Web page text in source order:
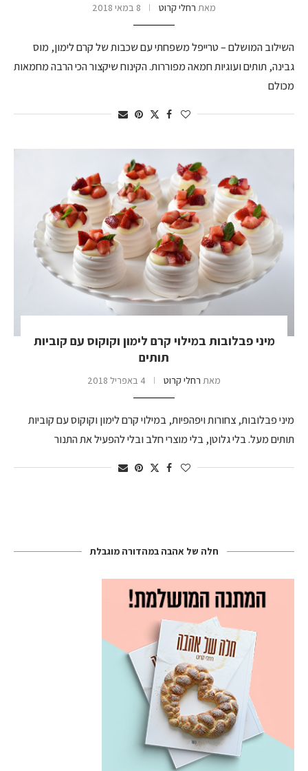
מאת רחלי קרוט 8 במאי 2018
השילוב המושלם – טרייפל משפחתי עם שכבות של קרם לימון, מוס
גבינה, תותים ועוגיות חמאה מפוררות. הקינוח שיקצור הכי הרבה מחמאות
מכולם
מיני פבלובות במילוי קרם לימון וקוקוס עם קוביות
תותים
מאת רחלי קרוט 4 באפריל 2018
מיני פבלובות, צחורות ויפהפיות, במילוי קרם לימון וקוקוס עם קוביות
תותים מעל. בלי גלוטן, בלי מוצרי חלב ובלי להפעיל את התנור
חלה של אהבה במהדורה מוגבלת